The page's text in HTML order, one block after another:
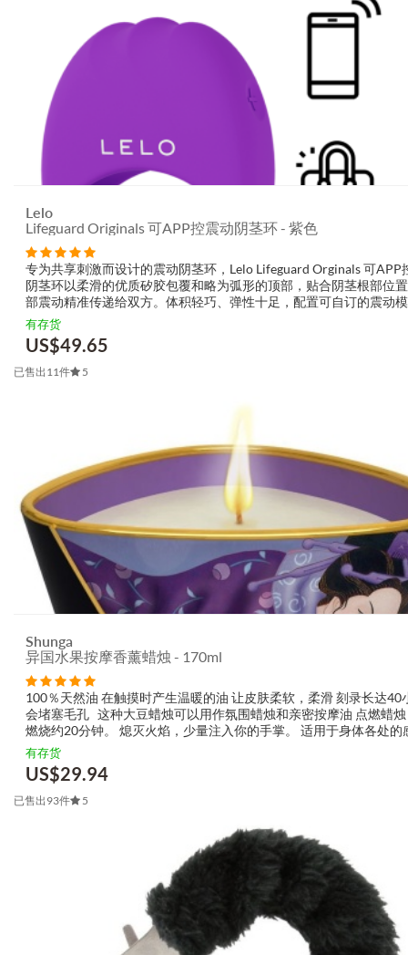
Lelo
Lifeguard Originals 可APP控震动阴茎环 - 紫色
专为共享刺激而设计的震动阴茎环，Lelo Lifeguard Orginals 可APP
阴茎环以柔滑的优质矽胶包覆和略为弧形的顶部，贴合阴茎根部位
部震动精准传递给双方。体积轻巧、弹性十足，配置可自订的震动
机应用控制，让互动更具回应性与私密性；整体设计著重舒适与低
合...
有存货
US$49.65
已售出11件 5
Shunga
异国水果按摩香薰蜡烛 - 170ml
100％天然油 在触摸时产生温暖的油 让皮肤柔软，柔滑 刻录长达40
会堵塞毛孔 这种大豆蜡烛可以用作氛围蜡烛和亲密按摩油 点燃蜡
燃烧约20分钟。 熄灭火焰，少量注入你的手掌。 适用于身体各处的
摩。
有存货
US$29.94
已售出93件 5